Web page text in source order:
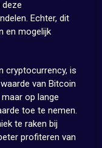
Echter, dit
en mogelijk
cryptocurrency, is
van Bitcoin
op lange
toe te nemen.
te raken bij
profiteren van